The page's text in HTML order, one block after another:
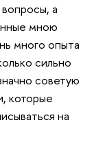
а
мною
много опыта
сильно
советую
которые
на